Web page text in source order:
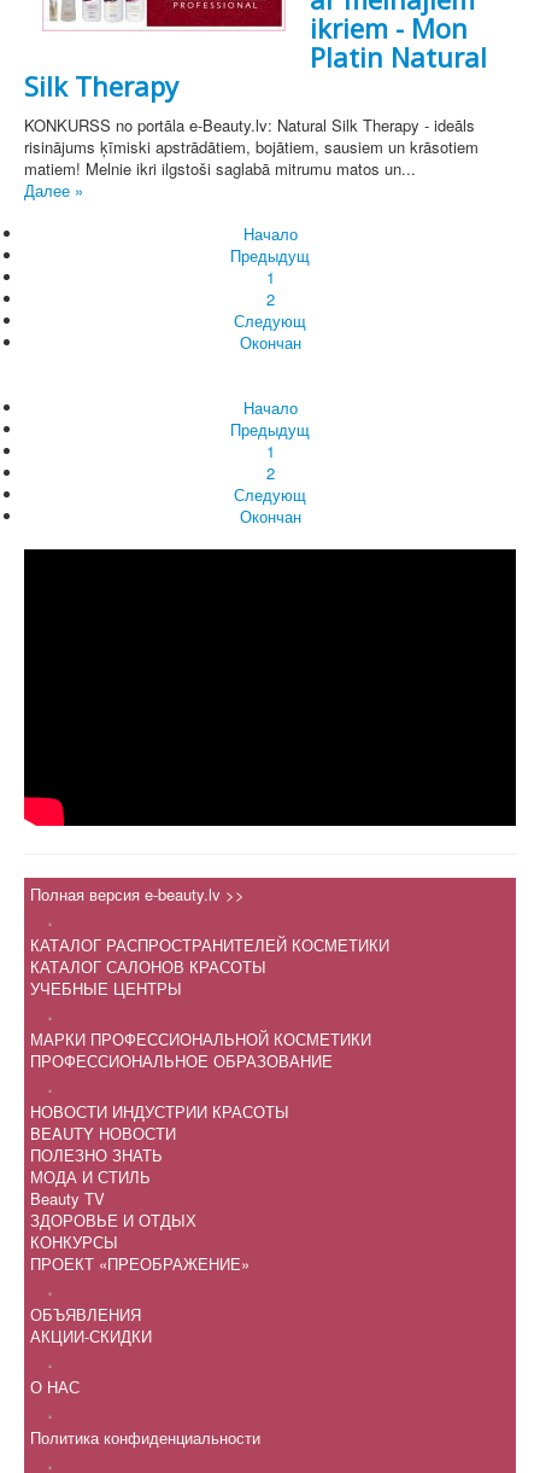
ikriem - Mon
Platin Natural
Silk Therapy
KONKURSS no portāla e-Beauty.lv: Natural Silk Therapy - ideāls
risinājums ķīmiski apstrādātiem, bojātiem, sausiem un krāsotiem
matiem! Melnie ikri ilgstoši saglabā mitrumu matos un...
Далее »
Начало
Предыдущ
1
2
Следующ
Окончан
Начало
Предыдущ
1
2
Следующ
Окончан
Полная версия e-beauty.lv >>
.
КАТАЛОГ РАСПРОСТРАНИТЕЛЕЙ КОСМЕТИКИ
КАТАЛОГ САЛОНОВ КРАСОТЫ
УЧЕБНЫЕ ЦЕНТРЫ
.
МАРКИ ПРОФЕССИОНАЛЬНОЙ КОСМЕТИКИ
ПРОФЕССИОНАЛЬНОЕ ОБРАЗОВАНИЕ
.
НОВОСТИ ИНДУСТРИИ КРАСОТЫ
BEAUTY НОВОСТИ
ПОЛЕЗНО ЗНАТЬ
МОДА И СТИЛЬ
Beauty TV
ЗДОРОВЬЕ И ОТДЫХ
КОНКУРСЫ
ПРОЕКТ «ПРЕОБРАЖЕНИЕ»
.
ОБЪЯВЛЕНИЯ
АКЦИИ-СКИДКИ
.
О НАС
.
Политика конфиденциальности
.